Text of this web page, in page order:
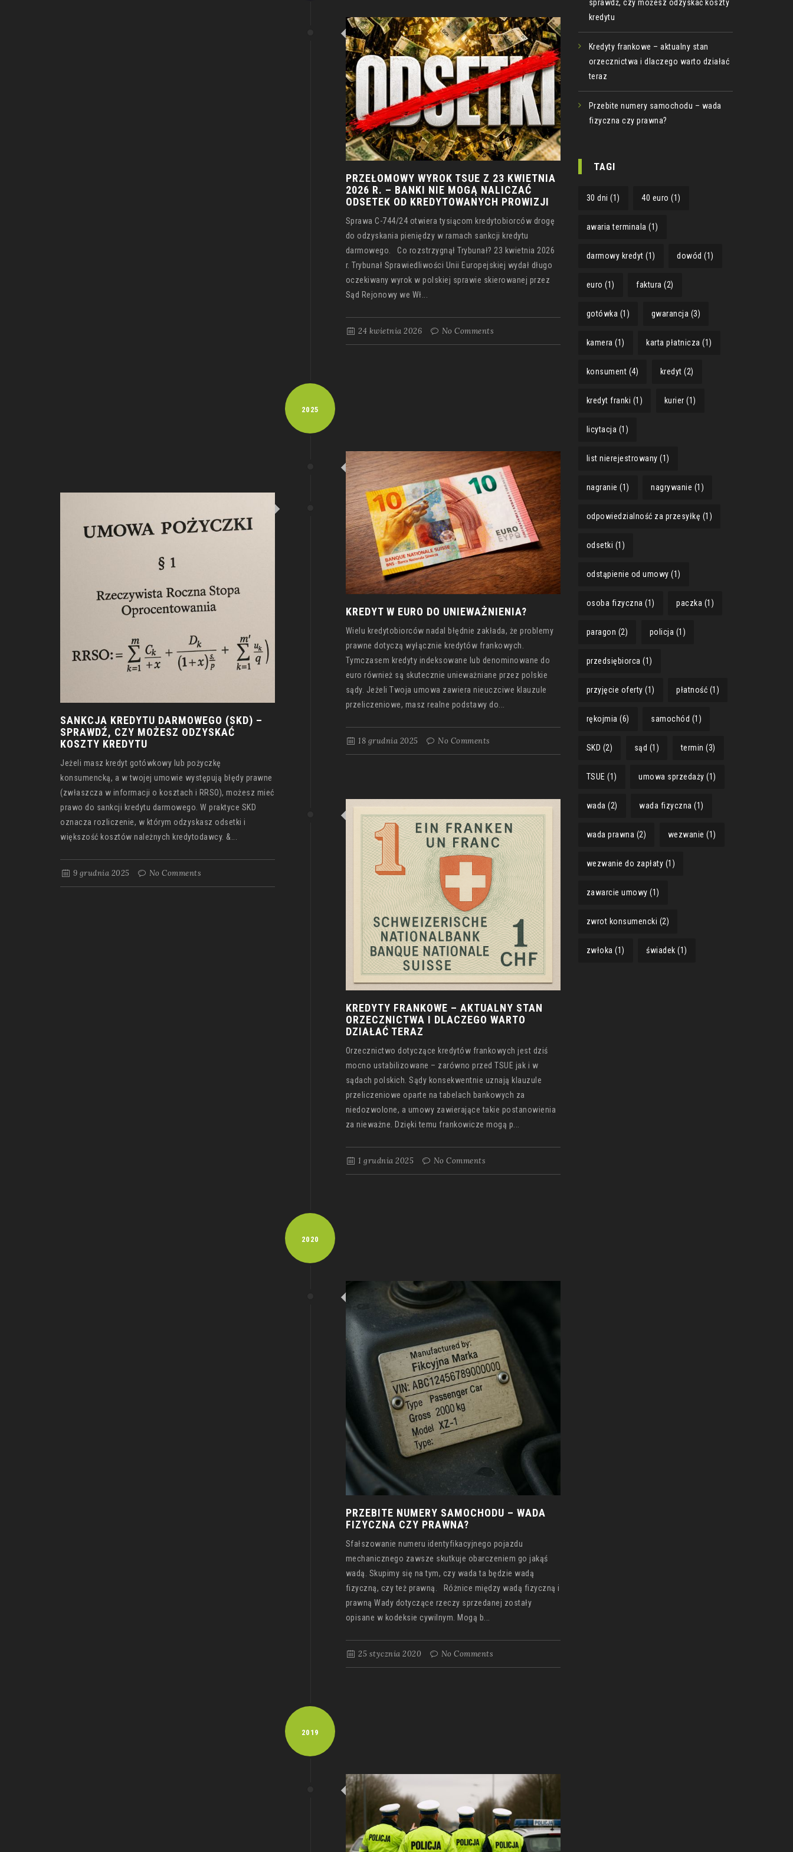
PRZEŁOMOWY WYROK TSUE Z 23 KWIETNIA
2026 R. – BANKI NIE MOGĄ NALICZAĆ
ODSETEK OD KREDYTOWANYCH PROWIZJI
Sprawa C-744/24 otwiera tysiącom kredytobiorców drogę
do odzyskania pieniędzy w ramach sankcji kredytu
darmowego. Co rozstrzygnął Trybunał? 23 kwietnia 2026
r. Trybunał Sprawiedliwości Unii Europejskiej wydał długo
oczekiwany wyrok w polskiej sprawie skierowanej przez
Sąd Rejonowy we Wł...
24 kwietnia 2026 No Comments
2025
KREDYT W EURO DO UNIEWAŻNIENIA?
Wielu kredytobiorców nadal błędnie zakłada, że problemy
prawne dotyczą wyłącznie kredytów frankowych.
Tymczasem kredyty indeksowane lub denominowane do
euro również są skutecznie unieważniane przez polskie
sądy. Jeżeli Twoja umowa zawiera nieuczciwe klauzule
przeliczeniowe, masz realne podstawy do...
18 grudnia 2025 No Comments
SANKCJA KREDYTU DARMOWEGO (SKD) –
SPRAWDŹ, CZY MOŻESZ ODZYSKAĆ
KOSZTY KREDYTU
Jeżeli masz kredyt gotówkowy lub pożyczkę
konsumencką, a w twojej umowie występują błędy prawne
(zwłaszcza w informacji o kosztach i RRSO), możesz mieć
prawo do sankcji kredytu darmowego. W praktyce SKD
oznacza rozliczenie, w którym odzyskasz odsetki i
większość kosztów należnych kredytodawcy. &...
9 grudnia 2025 No Comments
KREDYTY FRANKOWE – AKTUALNY STAN
ORZECZNICTWA I DLACZEGO WARTO
DZIAŁAĆ TERAZ
Orzecznictwo dotyczące kredytów frankowych jest dziś
mocno ustabilizowane – zarówno przed TSUE jak i w
sądach polskich. Sądy konsekwentnie uznają klauzule
przeliczeniowe oparte na tabelach bankowych za
niedozwolone, a umowy zawierające takie postanowienia
za nieważne. Dzięki temu frankowicze mogą p...
1 grudnia 2025 No Comments
2020
PRZEBITE NUMERY SAMOCHODU – WADA
FIZYCZNA CZY PRAWNA?
Sfałszowanie numeru identyfikacyjnego pojazdu
mechanicznego zawsze skutkuje obarczeniem go jakąś
wadą. Skupimy się na tym, czy wada ta będzie wadą
fizyczną, czy też prawną. Różnice między wadą fizyczną i
prawną Wady dotyczące rzeczy sprzedanej zostały
opisane w kodeksie cywilnym. Mogą b...
25 stycznia 2020 No Comments
2019
sprawdź, czy możesz odzyskać koszty
kredytu
Kredyty frankowe – aktualny stan
orzecznictwa i dlaczego warto działać
teraz
Przebite numery samochodu – wada
fizyczna czy prawna?
TAGI
30 dni (1) 40 euro (1)
awaria terminala (1)
darmowy kredyt (1) dowód (1)
euro (1) faktura (2)
gotówka (1) gwarancja (3)
kamera (1) karta płatnicza (1)
konsument (4) kredyt (2)
kredyt franki (1) kurier (1)
licytacja (1)
list nierejestrowany (1)
nagranie (1) nagrywanie (1)
odpowiedzialność za przesyłkę (1)
odsetki (1)
odstąpienie od umowy (1)
osoba fizyczna (1) paczka (1)
paragon (2) policja (1)
przedsiębiorca (1)
przyjęcie oferty (1) płatność (1)
rękojmia (6) samochód (1)
SKD (2) sąd (1) termin (3)
TSUE (1) umowa sprzedaży (1)
wada (2) wada fizyczna (1)
wada prawna (2) wezwanie (1)
wezwanie do zapłaty (1)
zawarcie umowy (1)
zwrot konsumencki (2)
zwłoka (1) świadek (1)